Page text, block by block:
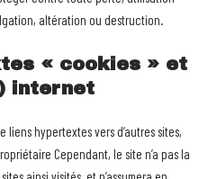
altération ou destruction.
« cookies » et
internet
hypertextes vers d’autres sites,
Cependant, le site n’a pas la